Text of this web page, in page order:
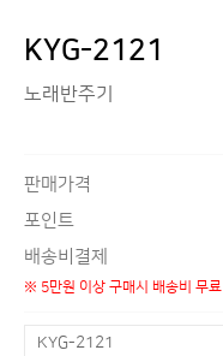
KYG-2121
노래반주기
판매가격
포인트
배송비결제
※ 5만원 이상 구매시 배송비 무료
KYG-2121